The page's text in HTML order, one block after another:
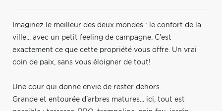
Imaginez le meilleur des deux mondes : le confort de la
ville... avec un petit feeling de campagne. C'est
exactement ce que cette propriété vous offre. Un vrai
coin de paix, sans vous éloigner de tout!
Une cour qui donne envie de rester dehors.
Grande et entourée d'arbres matures... ici, tout est